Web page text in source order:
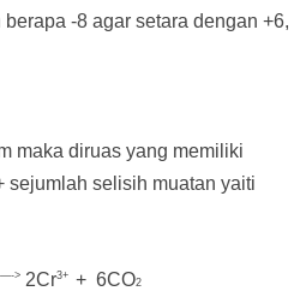
-8 agar setara dengan +6,
maka diruas yang memiliki
sejumlah selisih muatan yaiti
—-> 2Cr3+ + 6CO2